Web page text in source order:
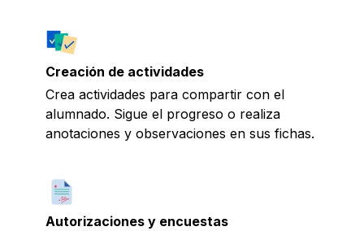
Creación de actividades
Crea actividades para compartir con el
alumnado. Sigue el progreso o realiza
anotaciones y observaciones en sus fichas.
Autorizaciones y encuestas